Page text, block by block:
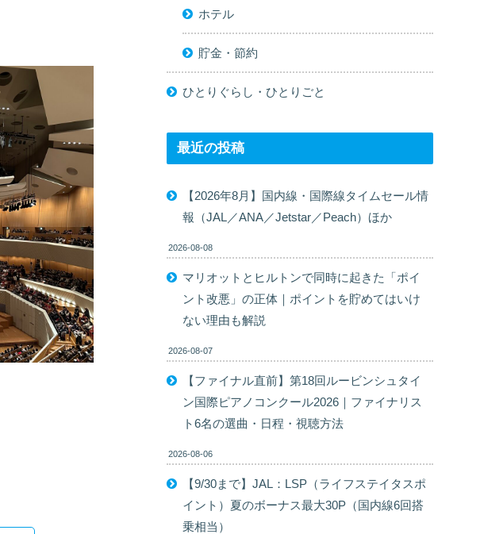
ホテル
貯金・節約
ひとりぐらし・ひとりごと
最近の投稿
【2026年8月】国内線・国際線タイムセール情
報（JAL／ANA／Jetstar／Peach）ほか
2026-08-08
マリオットとヒルトンで同時に起きた「ポイ
ント改悪」の正体｜ポイントを貯めてはいけ
ない理由も解説
2026-08-07
【ファイナル直前】第18回ルービンシュタイ
ン国際ピアノコンクール2026｜ファイナリス
ト6名の選曲・日程・視聴方法
2026-08-06
【9/30まで】JAL：LSP（ライフステイタスポ
イント）夏のボーナス最大30P（国内線6回搭
乗相当）